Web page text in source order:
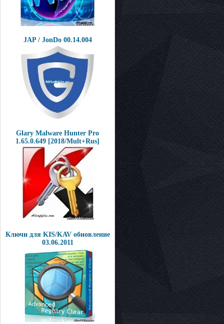
JAP / JonDo 00.14.004
Glary Malware Hunter Pro
1.65.0.649 [2018/Mult+Rus]
Ключи для KIS/KAV обновление
03.06.2011